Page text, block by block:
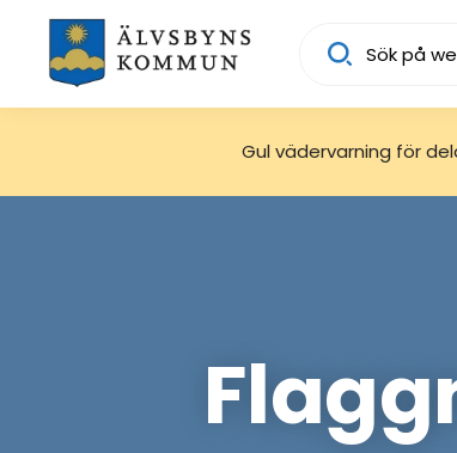
Gul vädervarning för